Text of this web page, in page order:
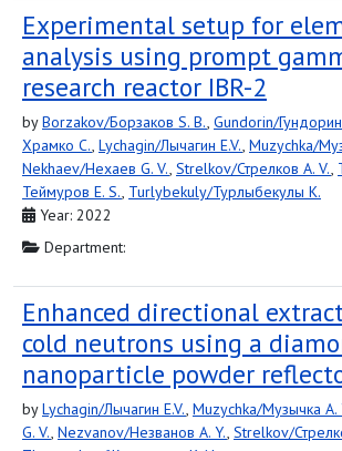
Experimental setup for
analysis using prompt
research reactor IBR-2
byBorzakov/Борзаков S. B., Gundorin/
Храмко C., Lychagin/Лычагин E.V., Muzychka/
Nekhaev/Нехаев G. V., Strelkov/Стрелков A. V.,
Теймуров E. S., Turlybekuly/Турлыбекулы K.
Year: 2022
Department:
Enhanced directional
cold neutrons using a
nanoparticle powder
byLychagin/Лычагин E.V., Muzychka/Музычка A.
G. V., Nezvanov/Незванов A. Y., Strelkov/